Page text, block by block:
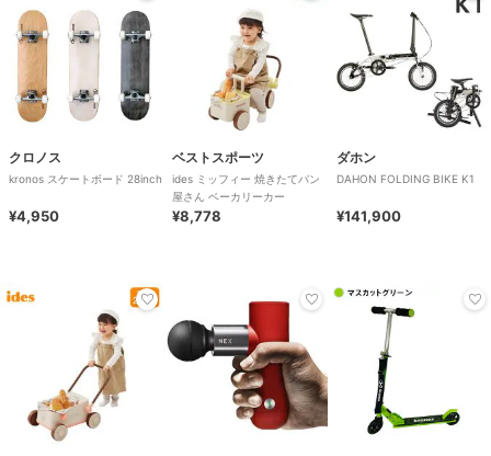
クロノス
kronos スケートボード 28inch
¥4,950
ベストスポーツ
ides ミッフィー 焼きたてパン
屋さん ベーカリーカー
¥8,778
ダホン
DAHON FOLDING BIKE K1
¥141,900